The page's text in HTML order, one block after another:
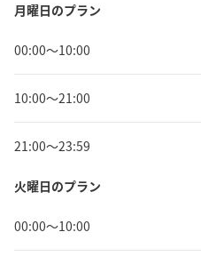
月曜日のプラン
00:00〜10:00
10:00〜21:00
21:00〜23:59
火曜日のプラン
00:00〜10:00